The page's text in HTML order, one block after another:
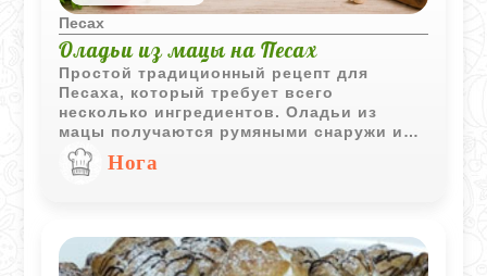
Песах
Оладьи из мацы на Песах
Простой традиционный рецепт для
Песаха, который требует всего
несколько ингредиентов. Оладьи из
мацы получаются румяными снаружи и
мягкими внутри, отлично подходя для
завтрака или легкого перекуса.
Нога